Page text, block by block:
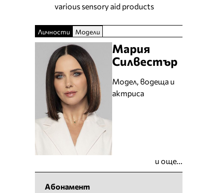
various sensory aid products
Личности Модели
Мария
Силвестър
Модел, водеща и
актриса
и още...
Абонамент